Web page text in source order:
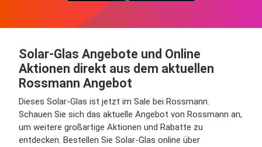
Solar-Glas Angebote und Online
Aktionen direkt aus dem aktuellen
Rossmann Angebot
Dieses Solar-Glas ist jetzt im Sale bei Rossmann.
Schauen Sie sich das aktuelle Angebot von Rossmann an,
um weitere großartige Aktionen und Rabatte zu
entdecken. Bestellen Sie Solar-Glas online über